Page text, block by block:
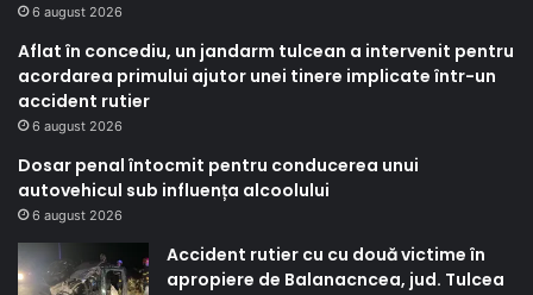
6 august 2026
Aflat în concediu, un jandarm tulcean a intervenit pentru
acordarea primului ajutor unei tinere implicate într-un
accident rutier
6 august 2026
Dosar penal întocmit pentru conducerea unui
autovehicul sub influența alcoolului
6 august 2026
Accident rutier cu cu două victime în
apropiere de Balanacncea, jud. Tulcea